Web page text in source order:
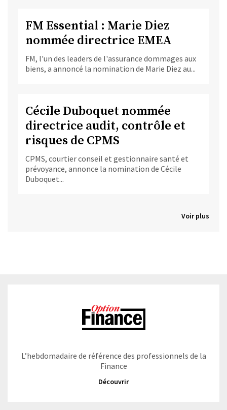
FM Essential : Marie Diez
nommée directrice EMEA
FM, l'un des leaders de l'assurance dommages aux
biens, a annoncé la nomination de Marie Diez au...
Cécile Duboquet nommée
directrice audit, contrôle et
risques de CPMS
CPMS, courtier conseil et gestionnaire santé et
prévoyance, annonce la nomination de Cécile
Duboquet...
Voir plus
L’hebdomadaire de référence des professionnels de la
Finance
Découvrir